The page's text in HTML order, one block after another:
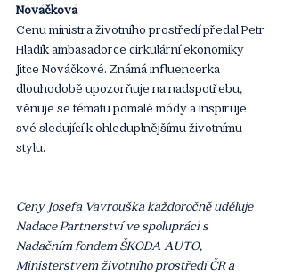
Nováčková
Cenu ministra životního prostředí předal Petr
Hladík ambasadorce cirkulární ekonomiky
Jitce Nováčkové. Známá influencerka
dlouhodobě upozorňuje na nadspotřebu,
věnuje se tématu pomalé módy a inspiruje
své sledující k ohleduplnějšímu životnímu
stylu.
Ceny Josefa Vavrouška každoročně uděluje
Nadace Partnerství ve spolupráci s
Nadačním fondem ŠKODA AUTO,
Ministerstvem životního prostředí ČR a